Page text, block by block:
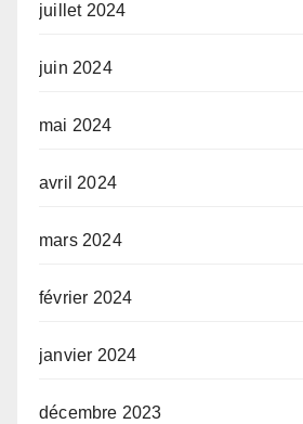
juillet 2024
juin 2024
mai 2024
avril 2024
mars 2024
février 2024
janvier 2024
décembre 2023